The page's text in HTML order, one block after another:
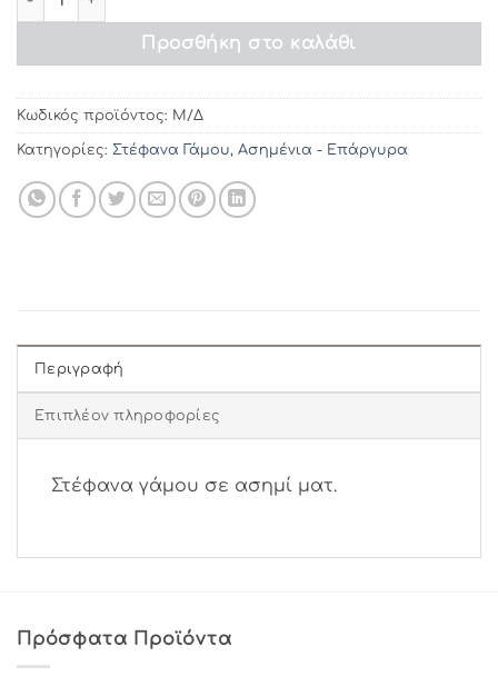
Προσθήκη στο καλάθι
Κωδικός προϊόντος: Μ/Δ
Κατηγορίες: Στέφανα Γάμου, Ασημένια - Επάργυρα
Περιγραφή
Επιπλέον πληροφορίες
Στέφανα γάμου σε ασημί ματ.
Πρόσφατα Προϊόντα